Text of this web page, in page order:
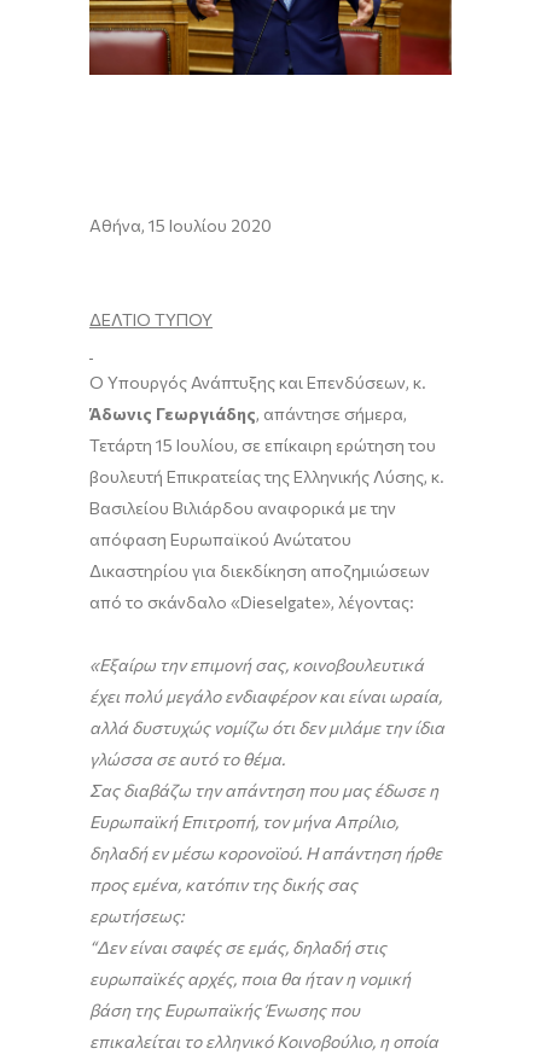
Αθήνα, 15 Ιουλίου 2020
ΔΕΛΤΙΟ ΤΥΠΟΥ
Ο Υπουργός Ανάπτυξης και Επενδύσεων, κ.
Άδωνις Γεωργιάδης, απάντησε σήμερα,
Τετάρτη 15 Ιουλίου, σε επίκαιρη ερώτηση του
βουλευτή Επικρατείας της Ελληνικής Λύσης, κ.
Βασιλείου Βιλιάρδου αναφορικά με την
απόφαση Ευρωπαϊκού Ανώτατου
Δικαστηρίου για διεκδίκηση αποζημιώσεων
από το σκάνδαλο «Dieselgate», λέγοντας:
«Eξαίρω την επιμονή σας, κοινοβουλευτικά
έχει πολύ μεγάλο ενδιαφέρον και είναι ωραία,
αλλά δυστυχώς νομίζω ότι δεν μιλάμε την ίδια
γλώσσα σε αυτό το θέμα.
Σας διαβάζω την απάντηση που μας έδωσε η
Ευρωπαϊκή Επιτροπή, τον μήνα Απρίλιο,
δηλαδή εν μέσω κορονοϊού. Η απάντηση ήρθε
προς εμένα, κατόπιν της δικής σας
ερωτήσεως:
“Δεν είναι σαφές σε εμάς, δηλαδή στις
ευρωπαϊκές αρχές, ποια θα ήταν η νομική
βάση της Ευρωπαϊκής Ένωσης που
επικαλείται το ελληνικό Κοινοβούλιο, η οποία